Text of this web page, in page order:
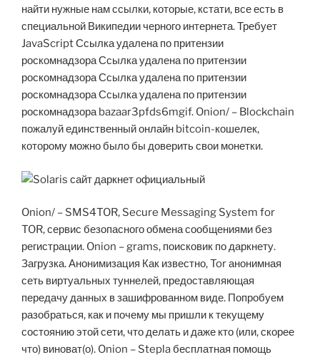
найти нужные нам ссылки, которые, кстати, все есть в
специальной Википедии черного интернета. Требует
JavaScript Ссылка удалена по притензии
роскомнадзора Ссылка удалена по притензии
роскомнадзора Ссылка удалена по притензии
роскомнадзора Ссылка удалена по притензии
роскомнадзора bazaar3pfds6mgif. Onion/ – Blockchain
пожалуй единственный онлайн bitcoin-кошелек,
которому можно было бы доверить свои монетки.
Onion/ – SMS4TOR, Secure Messaging System for
TOR, сервис безопасного обмена сообщениями без
регистрации. Onion – grams, поисковик по даркнету.
Загрузка. Анонимизация Как известно, Tor анонимная
сеть виртуальных туннелей, предоставляющая
передачу данных в зашифрованном виде. Попробуем
разобраться, как и почему мы пришли к текущему
состоянию этой сети, что делать и даже кто (или, скорее
что) виноват(о). Onion – Stepla бесплатная помощь